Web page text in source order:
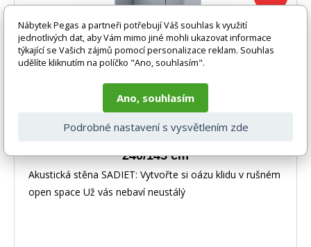
240/145 cm
Akustická stěna SADIET: Vytvořte si oázu klidu v rušném
open space Už vás nebaví neustálý
Nábytek Pegas a partneři potřebují Váš souhlas k využití
jednotlivých dat, aby Vám mimo jiné mohli ukazovat informace
týkající se Vašich zájmů pomocí personalizace reklam. Souhlas
udělíte kliknutím na políčko "Ano, souhlasím".
Ano, souhlasím
Podrobné nastavení s vysvětlením zde